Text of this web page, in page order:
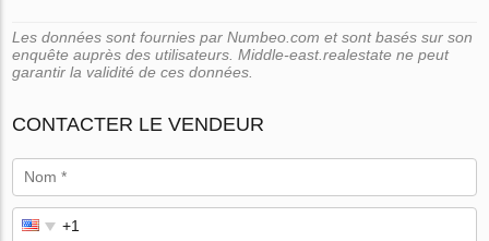
Les données sont fournies par Numbeo.com et sont basés sur son
enquête auprès des utilisateurs. Middle-east.realestate ne peut
garantir la validité de ces données.
CONTACTER LE VENDEUR